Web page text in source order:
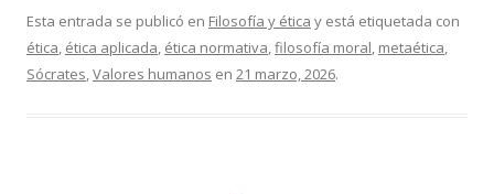
Esta entrada se publicó en Filosofía y ética y está etiquetada con
ética, ética aplicada, ética normativa,filosofía moral, metaética,
Sócrates,Valores humanos en 21 marzo, 2026.